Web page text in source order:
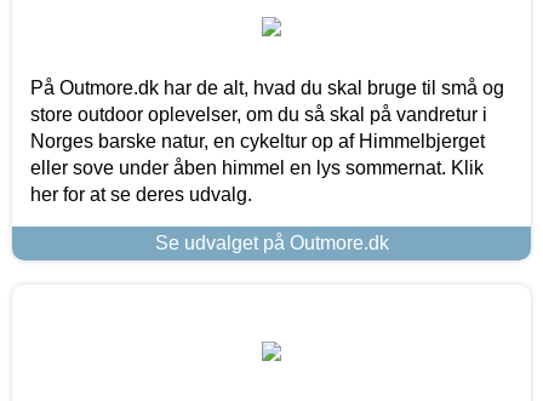
På Outmore.dk har de alt, hvad du skal bruge til små og
store outdoor oplevelser, om du så skal på vandretur i
Norges barske natur, en cykeltur op af Himmelbjerget
eller sove under åben himmel en lys sommernat. Klik
her for at se deres udvalg.
Se udvalget på Outmore.dk